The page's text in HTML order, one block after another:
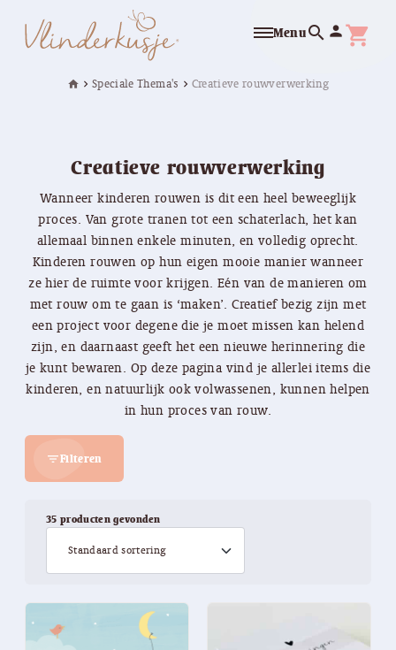
Menusearch person shopping_cart
home chevron_right Speciale Thema's chevron_right Creatieve rouwverwerking
Creatieve rouwverwerking
Wanneer kinderen rouwen is dit een heel beweeglijk
proces. Van grote tranen tot een schaterlach, het kan
allemaal binnen enkele minuten, en volledig oprecht.
Kinderen rouwen op hun eigen mooie manier wanneer
ze hier de ruimte voor krijgen. Eén van de manieren om
met rouw om te gaan is ‘maken’. Creatief bezig zijn met
een project voor degene die je moet missen kan helend
zijn, en daarnaast geeft het een nieuwe herinnering die
je kunt bewaren. Op deze pagina vind je allerlei items die
kinderen, en natuurlijk ook volwassenen, kunnen helpen
in hun proces van rouw.
filter_listFilteren
35 producten gevonden